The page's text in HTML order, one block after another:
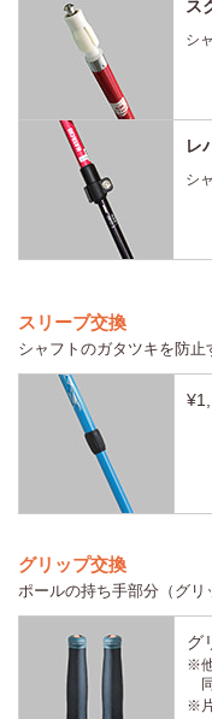
ス
シ
レ
シ
スリーブ交換
シャフトのガタツキを防
グリップ交換
ポールの持ち手部分（グリ
グ
※
※